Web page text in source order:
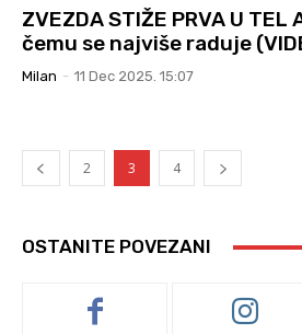
ZVEZDA STIŽE PRVA U
čemu se najviše raduje
Milan - 11 Dec 2025. 15:07
2 3 4
OSTANITE POVEZANI